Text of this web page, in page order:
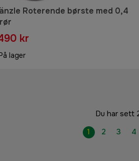
Roterende børste med 0,4
kr
lager
Du har sett
1
2 3 4